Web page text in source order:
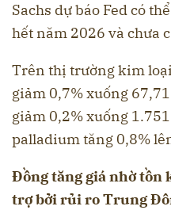
Sachs dự báo Fed có
hết năm 2026 và chưa
Trên thị trường kim
giảm 0,7% xuống
giảm 0,2% xuống
palladium tăng 0,8%
Đồng tăng giá nhờ tồn
trợ bởi rủi ro Trung